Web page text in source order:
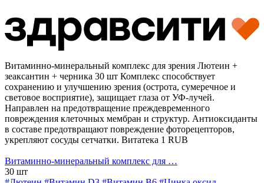
Витаминно-минеральный комплекс для зрения Лютеин +
зеаксантин + черника 30 шт Комплекс способствует
сохранению и улучшению зрения (острота, сумеречное и
световое восприятие), защищает глаза от УФ-лучей.
Направлен на предотвращение преждевременного
повреждения клеточных мембран и структур. Антиоксиданты
в составе предотвращают повреждение фоторецепторов,
укрепляют сосуды сетчатки. Витатека 1 RUB
Витаминно-минеральный комплекс для …
30 шт